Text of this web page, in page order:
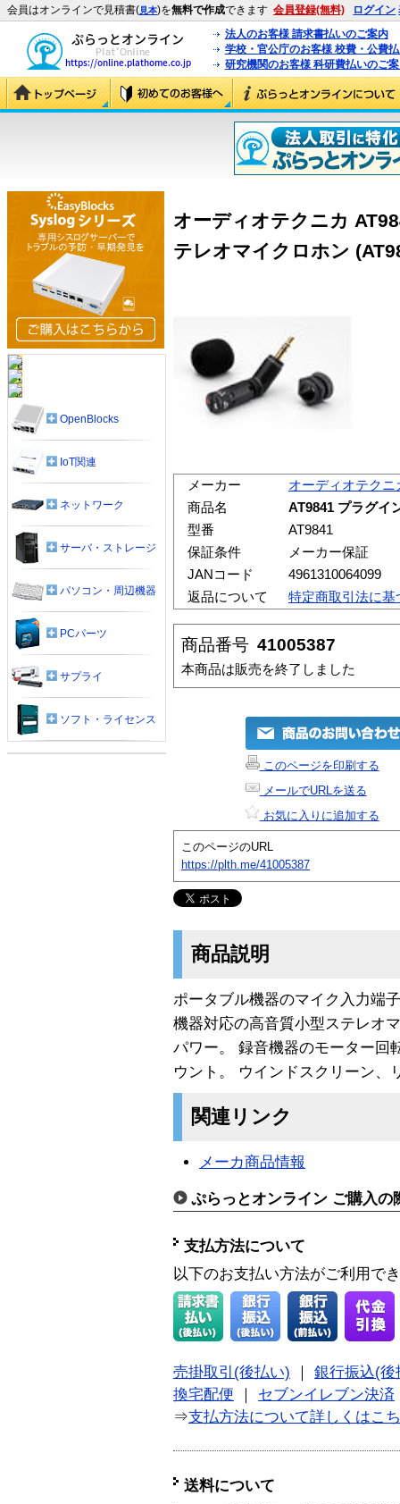
会員はオンラインで見積書(見本)を無料で作成できます 会員登録(無料) ログイン
法人のお客様 請求書払いのご案内
学校・官公庁のお客様 校費・公費
研究機関のお客様 科研費払いのご
オーディオテクニカ
テレオマイクロホン
メーカー
オーディオテクニ
商品名
AT9841 プラグイ
型番
AT9841
保証条件
メーカー保証
JANコード
4961310064099
返品について
特定商取引法に基
商品番号 41005387
本商品は販売を終了しました
このページを印刷する
メールでURLを送る
お気に入りに追加する
このページのURL
https://plth.me/41005387
商品説明
ポータブル機器のマイク入力端
機器対応の高音質小型ステレオ
パワー。 録音機器のモーター回
ウント。 ウインドスクリーン、
関連リンク
メーカ商品情報
ぷらっとオンライン ご購入の
支払方法について
以下のお支払い方法がご利用で
売掛取引(後払い)
銀行振込(後
換宅配便
セブンイレブン決済
⇒支払方法について詳しくはこ
送料について
OpenBlocks
IoT関連
ネットワーク
サーバ・ストレージ
パソコン・周辺機器
PCパーツ
サプライ
ソフト・ライセンス